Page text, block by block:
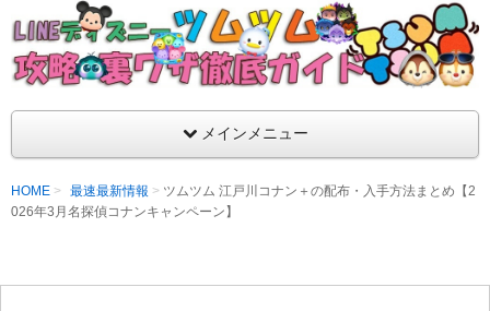
LINEディズニー ツムツム攻略・裏ワザ徹底
支持率No1！痒いところに手が届くツムツム攻略サイト！新ツ
ラ評価も丁寧に解説！ツムツムを120％楽しめるサイトを目指し
メインメニュー
HOME 最速最新情報
ツムツム 江戸川コナン＋の配布・入手方法まとめ【2
026年3月名探偵コナンキャンペーン】